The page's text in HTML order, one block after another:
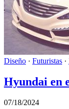
Diseño · Futuristas ·
Hyundai en
07/18/2024